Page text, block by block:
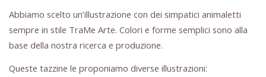
Abbiamo scelto un’illustrazione con dei simpatici animaletti
sempre in stile TraMe Arte. Colori e forme semplici sono alla
base della nostra ricerca e produzione.
Queste tazzine le proponiamo diverse illustrazioni: